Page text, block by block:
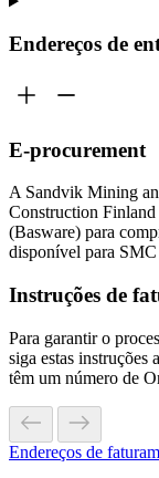
Endereços de
E-procurement
A Sandvik Mining
Construction Finland
(Basware) para
disponível para
Instruções de
Para garantir o
siga estas instruções
têm um número de
Endereços de